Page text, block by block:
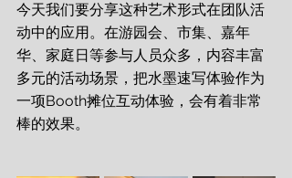
今天我们要分享这种艺术形式在团队活
动中的应用。在游园会、市集、嘉年
华、家庭日等参与人员众多，内容丰富
多元的活动场景，把水墨速写体验作为
一项Booth摊位互动体验，会有着非常
棒的效果。